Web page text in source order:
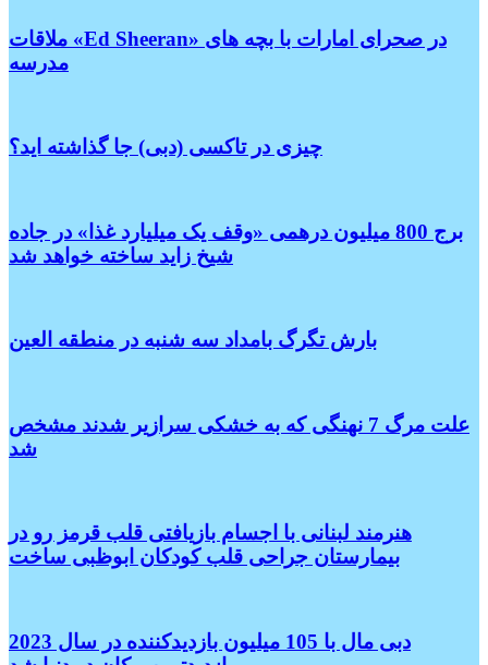
ملاقات «Ed Sheeran» در صحرای امارات با بچه های
مدرسه
چیزی در تاکسی (دبی) جا گذاشته اید؟
برج 800 میلیون درهمی «وقف یک میلیارد غذا» در جاده
شیخ زاید ساخته خواهد شد
بارش تگرگ بامداد سه شنبه در منطقه العین
علت مرگ 7 نهنگی که به خشکی سرازیر شدند مشخص
شد
هنرمند لبنانی با اجسام بازیافتی قلب قرمز رو در
بیمارستان جراحی قلب کودکان ابوظبی ساخت
دبی مال با 105 میلیون بازدیدکننده در سال 2023